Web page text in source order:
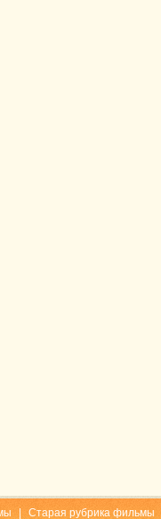
Старая рубрика фильмы